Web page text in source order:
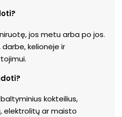
jos metu arba po jos.
kelionėje ir
kokteilius,
elektrolitų ar maisto